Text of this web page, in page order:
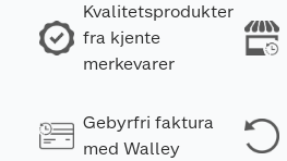
Kvalitetsprodukter
fra kjente
merkevarer
Gebyrfri faktura
med Walley